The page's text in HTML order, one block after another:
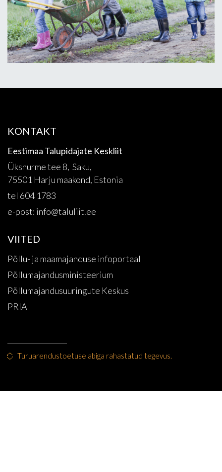
KONTAKT
Eestimaa Talupidajate Keskliit
Üksnurme tee 8, Saku,
75501 Harju maakond, Estonia
tel 604 1783
e-post: info@taluliit.ee
VIITED
Põllu- ja maamajanduse infoportaal
Põllumajandusministeerium
Põllumajandusuuringute Keskus
PRIA
Turuarendustoetuse abiga rahastatud tegevus.